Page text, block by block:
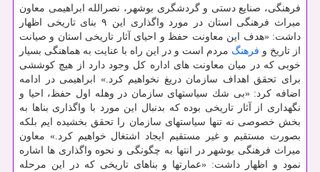
فرهنگی، صنایع دستی و گردشگری بوشهر، نصرالله ابراهیمی معاون
میراث فرهنگی استان در مورد واگذاری این ۹ بنای تاریخی اظهار
داشت: «هدف این معاونت حفظ و احیای آثار تاریخی استان و صیانت
از تاریخ و فرهنگ مردم است و در این راه با عنایت به هماهنگی بسیار
خوبی كه در میان معاونت های اداره كل وجود دارد از هیچ كوششی
برای تحقق اهداف سازمان دریغ نخواهیم كرد.» ابراهیمی در ادامه
اضافه كرد: «بی شك سیاستهای سازمان در وهله اول حفظ، احیا و
نگهداری از آثار تاریخی بوده كه بدنبال این مورد با واگذاری بناها به
بخش خصوصی نه تنها سیاستهای سازمان را تحقق بخشیده ایم بلكه
بصورت مستقیم و غیر مستقیم ایجاد اشتغال خواهیم كرد.» معاون
میراث فرهنگی بوشهر در انتها به چگونگی و نحوه واگذاری ها اشاره
نمود و اظهار داشت: «عمارتها و بناهای تاریخی كه در این مرحله